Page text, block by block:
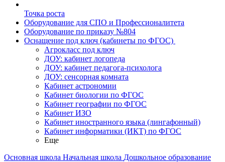
Точка роста
Оборудование для СПО и Профессионалитета
Оборудование по приказу №804
Оснащение под ключ (кабинеты по ФГОС)
Агрокласс под ключ
ДОУ: кабинет логопеда
ДОУ: кабинет педагога-психолога
ДОУ: сенсорная комната
Кабинет астрономии
Кабинет биологии по ФГОС
Кабинет географии по ФГОС
Кабинет ИЗО
Кабинет иностранного языка (лингафонный)
Кабинет информатики (ИКТ) по ФГОС
Еще
Основная школа Начальная школа Дошкольное образование